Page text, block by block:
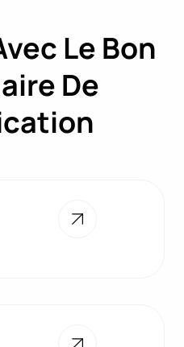
Le Bon
De